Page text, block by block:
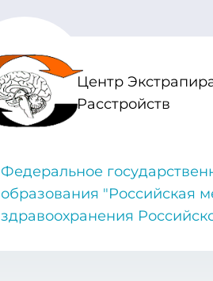
Центр
Расстройств
Федеральное
образования "Российская
здравоохранения